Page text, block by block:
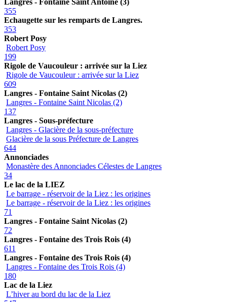
355
Echaugette sur les remparts de Langres.
353
Robert Posy
Robert Posy
199
Rigole de Vaucouleur : arrivée sur la Liez
Rigole de Vaucouleur : arrivée sur la Liez
609
Langres - Fontaine Saint Nicolas (2)
Langres - Fontaine Saint Nicolas (2)
137
Langres - Sous-préfecture
Langres - Glacière de la sous-préfecture
Glacière de la sous Préfecture de Langres
644
Annonciades
Monastère des Annonciades Célestes de Langres
34
Le lac de la LIEZ
Le barrage - réservoir de la Liez : les origines
Le barrage - réservoir de la Liez : les origines
71
Langres - Fontaine Saint Nicolas (2)
72
Langres - Fontaine des Trois Rois (4)
611
Langres - Fontaine des Trois Rois (4)
Langres - Fontaine des Trois Rois (4)
180
Lac de la Liez
L’hiver au bord du lac de la Liez